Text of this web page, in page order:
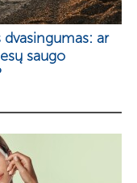
ar
saugo